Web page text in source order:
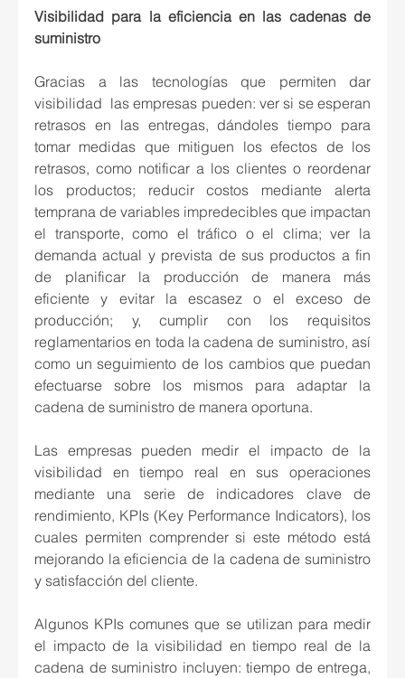
Visibilidad para la eficiencia en las cadenas de
suministro
Gracias a las tecnologías que permiten dar
visibilidad  las empresas pueden: ver si se esperan
retrasos en las entregas, dándoles tiempo para
tomar medidas que mitiguen los efectos de los
retrasos, como notificar a los clientes o reordenar
los productos; reducir costos mediante alerta
temprana de variables impredecibles que impactan
el transporte, como el tráfico o el clima; ver la
demanda actual y prevista de sus productos a fin
de planificar la producción de manera más
eficiente y evitar la escasez o el exceso de
producción; y, cumplir con los requisitos
reglamentarios en toda la cadena de suministro, así
como un seguimiento de los cambios que puedan
efectuarse sobre los mismos para adaptar la
cadena de suministro de manera oportuna.
Las empresas pueden medir el impacto de la
visibilidad en tiempo real en sus operaciones
mediante una serie de indicadores clave de
rendimiento, KPIs (Key Performance Indicators), los
cuales permiten comprender si este método está
mejorando la eficiencia de la cadena de suministro
y satisfacción del cliente.
Algunos KPIs comunes que se utilizan para medir
el impacto de la visibilidad en tiempo real de la
cadena de suministro incluyen: tiempo de entrega,